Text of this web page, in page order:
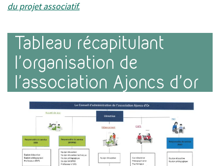
du projet associatif.
Tableau récapitulant
l’organisation de
l’association Ajoncs d’or